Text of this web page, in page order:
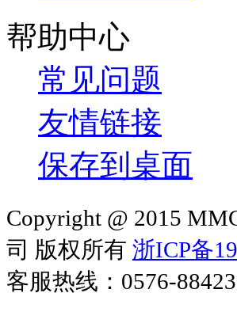
帮助中心
常见问题
友情链接
保存到桌面
Copyright @ 2015
司 版权所有 浙ICP备
客服热线：0576-